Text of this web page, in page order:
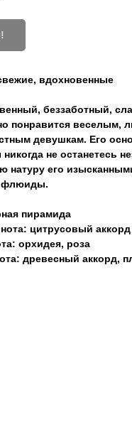
вдохновенные
беззаботный,
понравится
девушкам. Его
не останетесь
натуру его
пирамида
цитрусовый
орхидея, роза
древесный аккорд,